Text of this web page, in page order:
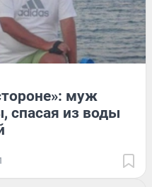
муж
спасая из воды